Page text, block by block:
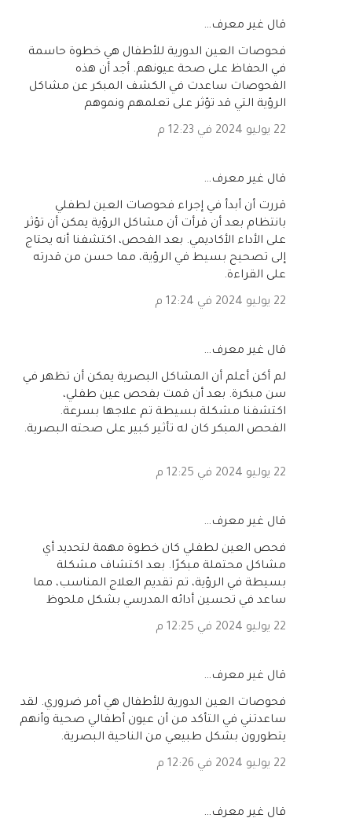
‏قال غير معرف…
فحوصات العين الدورية للأطفال هي خطوة حاسمة
في الحفاظ على صحة عيونهم. أجد أن هذه
الفحوصات ساعدت في الكشف المبكر عن مشاكل
الرؤية التي قد تؤثر على تعلمهم ونموهم
22 يوليو 2024 في 12:23 م
‏قال غير معرف…
قررت أن أبدأ في إجراء فحوصات العين لطفلي
بانتظام بعد أن قرأت أن مشاكل الرؤية يمكن أن تؤثر
على الأداء الأكاديمي. بعد الفحص، اكتشفنا أنه يحتاج
إلى تصحيح بسيط في الرؤية، مما حسن من قدرته
على القراءة.
22 يوليو 2024 في 12:24 م
‏قال غير معرف…
لم أكن أعلم أن المشاكل البصرية يمكن أن تظهر في
سن مبكرة. بعد أن قمت بفحص عين طفلي،
اكتشفنا مشكلة بسيطة تم علاجها بسرعة.
الفحص المبكر كان له تأثير كبير على صحته البصرية.
22 يوليو 2024 في 12:25 م
‏قال غير معرف…
فحص العين لطفلي كان خطوة مهمة لتحديد أي
مشاكل محتملة مبكرًا. بعد اكتشاف مشكلة
بسيطة في الرؤية، تم تقديم العلاج المناسب، مما
ساعد في تحسين أدائه المدرسي بشكل ملحوظ
22 يوليو 2024 في 12:25 م
‏قال غير معرف…
فحوصات العين الدورية للأطفال هي أمر ضروري. لقد
ساعدتني في التأكد من أن عيون أطفالي صحية وأنهم
يتطورون بشكل طبيعي من الناحية البصرية.
22 يوليو 2024 في 12:26 م
‏قال غير معرف…